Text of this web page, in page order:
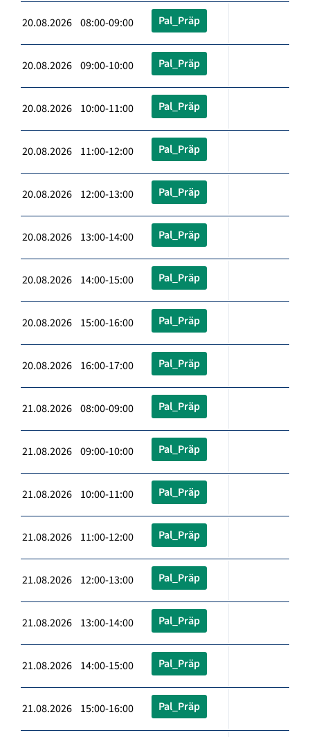
20.08.2026 08:00-09:00 Pal_Präp
20.08.2026 09:00-10:00 Pal_Präp
20.08.2026 10:00-11:00 Pal_Präp
20.08.2026 11:00-12:00 Pal_Präp
20.08.2026 12:00-13:00 Pal_Präp
20.08.2026 13:00-14:00 Pal_Präp
20.08.2026 14:00-15:00 Pal_Präp
20.08.2026 15:00-16:00 Pal_Präp
20.08.2026 16:00-17:00 Pal_Präp
21.08.2026 08:00-09:00 Pal_Präp
21.08.2026 09:00-10:00 Pal_Präp
21.08.2026 10:00-11:00 Pal_Präp
21.08.2026 11:00-12:00 Pal_Präp
21.08.2026 12:00-13:00 Pal_Präp
21.08.2026 13:00-14:00 Pal_Präp
21.08.2026 14:00-15:00 Pal_Präp
21.08.2026 15:00-16:00 Pal_Präp